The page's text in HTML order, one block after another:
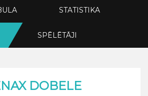
STATISTIKA
SPĒLĒTĀJI
DOBELE